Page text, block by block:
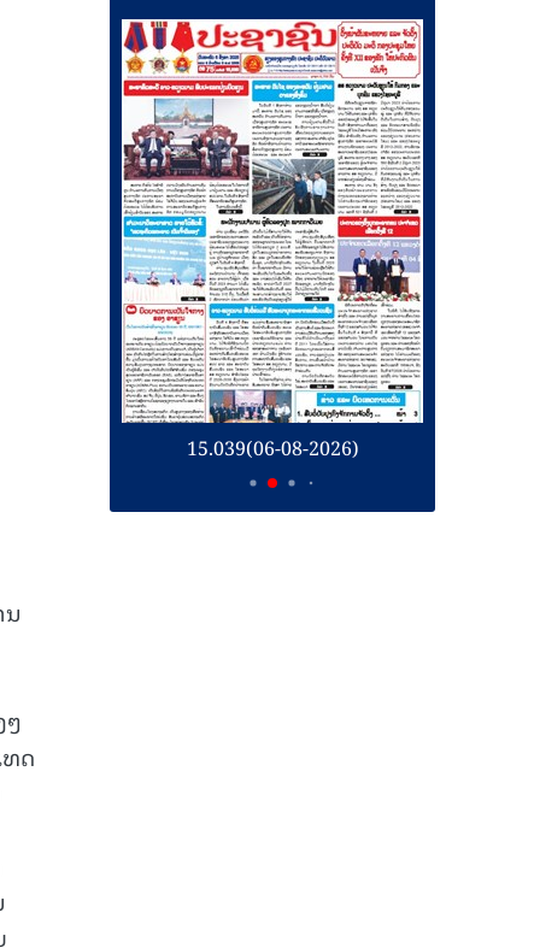
ດ
15.039(06-08-2026)